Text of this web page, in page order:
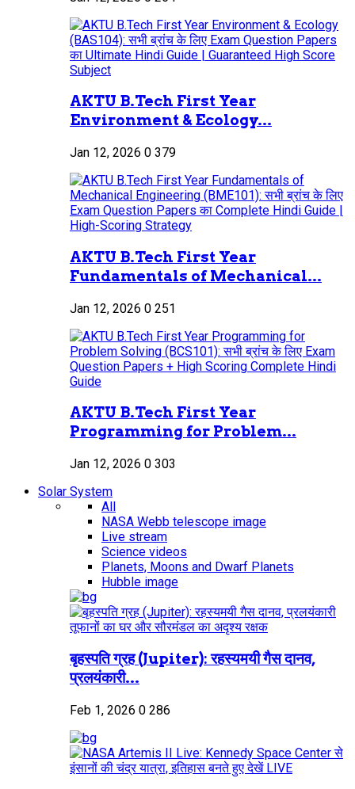
AKTU B.Tech First Year
Environment & Ecology...
Jan 12, 2026 0 379
AKTU B.Tech First Year
Fundamentals of Mechanical...
Jan 12, 2026 0 251
AKTU B.Tech First Year
Programming for Problem...
Jan 12, 2026 0 303
Solar System
All
NASA Webb telescope image
Live stream
Science videos
Planets, Moons and Dwarf Planets
Hubble image
बृहस्पति ग्रह (Jupiter): रहस्यमयी गैस दानव,
प्रलयंकारी...
Feb 1, 2026 0 286